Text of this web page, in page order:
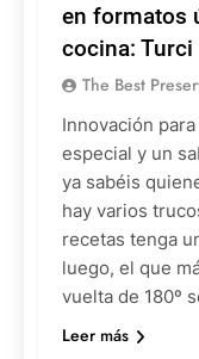
en formatos
cocina: Turci
The Best
Innovación
especial y un
ya sabéis
hay varios
recetas tenga
luego, el que
vuelta de 180º
Leer más